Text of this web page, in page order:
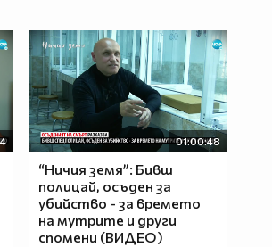
01:00:48
“Ничия земя”: Бивш
полицай, осъден за
убийство - за времето
на мутрите и други
спомени (ВИДЕО)